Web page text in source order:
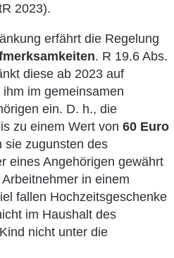
2023).
erfährt die Regelung
. R 19.6 Abs.
diese ab 2023 auf
im gemeinsamen
ein. D. h., die
zu einem Wert von 60 Euro
sie zugunsten des
eines Angehörigen gewährt
in einem
fallen Hochzeitsgeschenke
im Haushalt des
nicht unter die